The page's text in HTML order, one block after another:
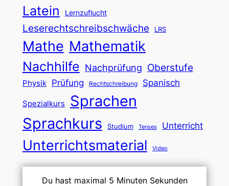
Latein Lernzuflucht
Leserechtschreibschwäche LRS
Mathe Mathematik
Nachhilfe Nachprüfung Oberstufe
Physik Prüfung Rechtschreibung Spanisch
Spezialkurs
Sprachen
Sprachkurs
Studium Tenses Unterricht
Unterrichtsmaterial Video
Du hast maximal 5 Minuten Sekunden